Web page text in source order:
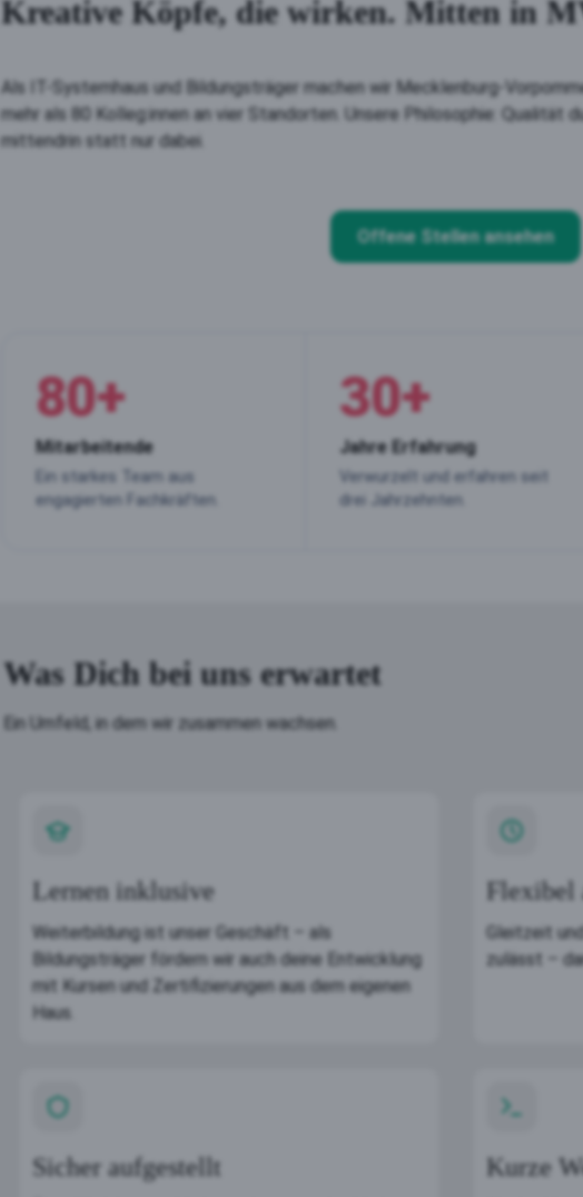
Kreative Köpfe, die wirken. Mitten in
Als IT-Systemhaus und Bildungsträger machen wir Mecklenburg-
mehr als 80 Kolleg:innen an vier Standorten. Unsere Philosophie: Qualität
mittendrin statt nur dabei.
Offene Stellen ansehen
80+
Mitarbeitende
Ein starkes Team aus
engagierten Fachkräften.
30+
Jahre Erfahrung
Verwurzelt und erfahren seit
drei Jahrzehnten.
Was Dich bei uns erwartet
Ein Umfeld, in dem wir zusammen wachsen.
Lernen inklusive
Weiterbildung ist unser Geschäft – als
Bildungsträger fördern wir auch deine Entwicklung
mit Kursen und Zertifizierungen aus dem eigenen
Haus.
Flexibel
Gleitzeit
zulässt –
Sicher aufgestellt Kurze